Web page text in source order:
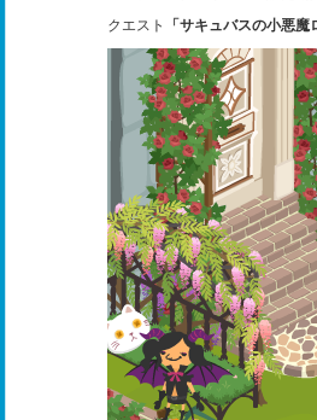
クエスト
「サキュバスの小悪魔